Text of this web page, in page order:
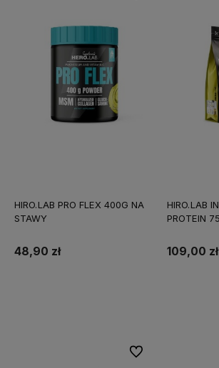
HIRO.LAB PRO FLEX 400G NA
STAWY
48,90 zł
HIRO.LAB
PROTEIN
109,00 zł
Do ulubionych